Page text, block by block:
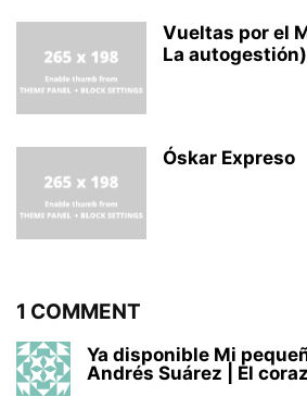
Vueltas por el
La autogestión)
Óskar Expreso
1 COMMENT
Ya disponible Mi
Andrés Suárez | El